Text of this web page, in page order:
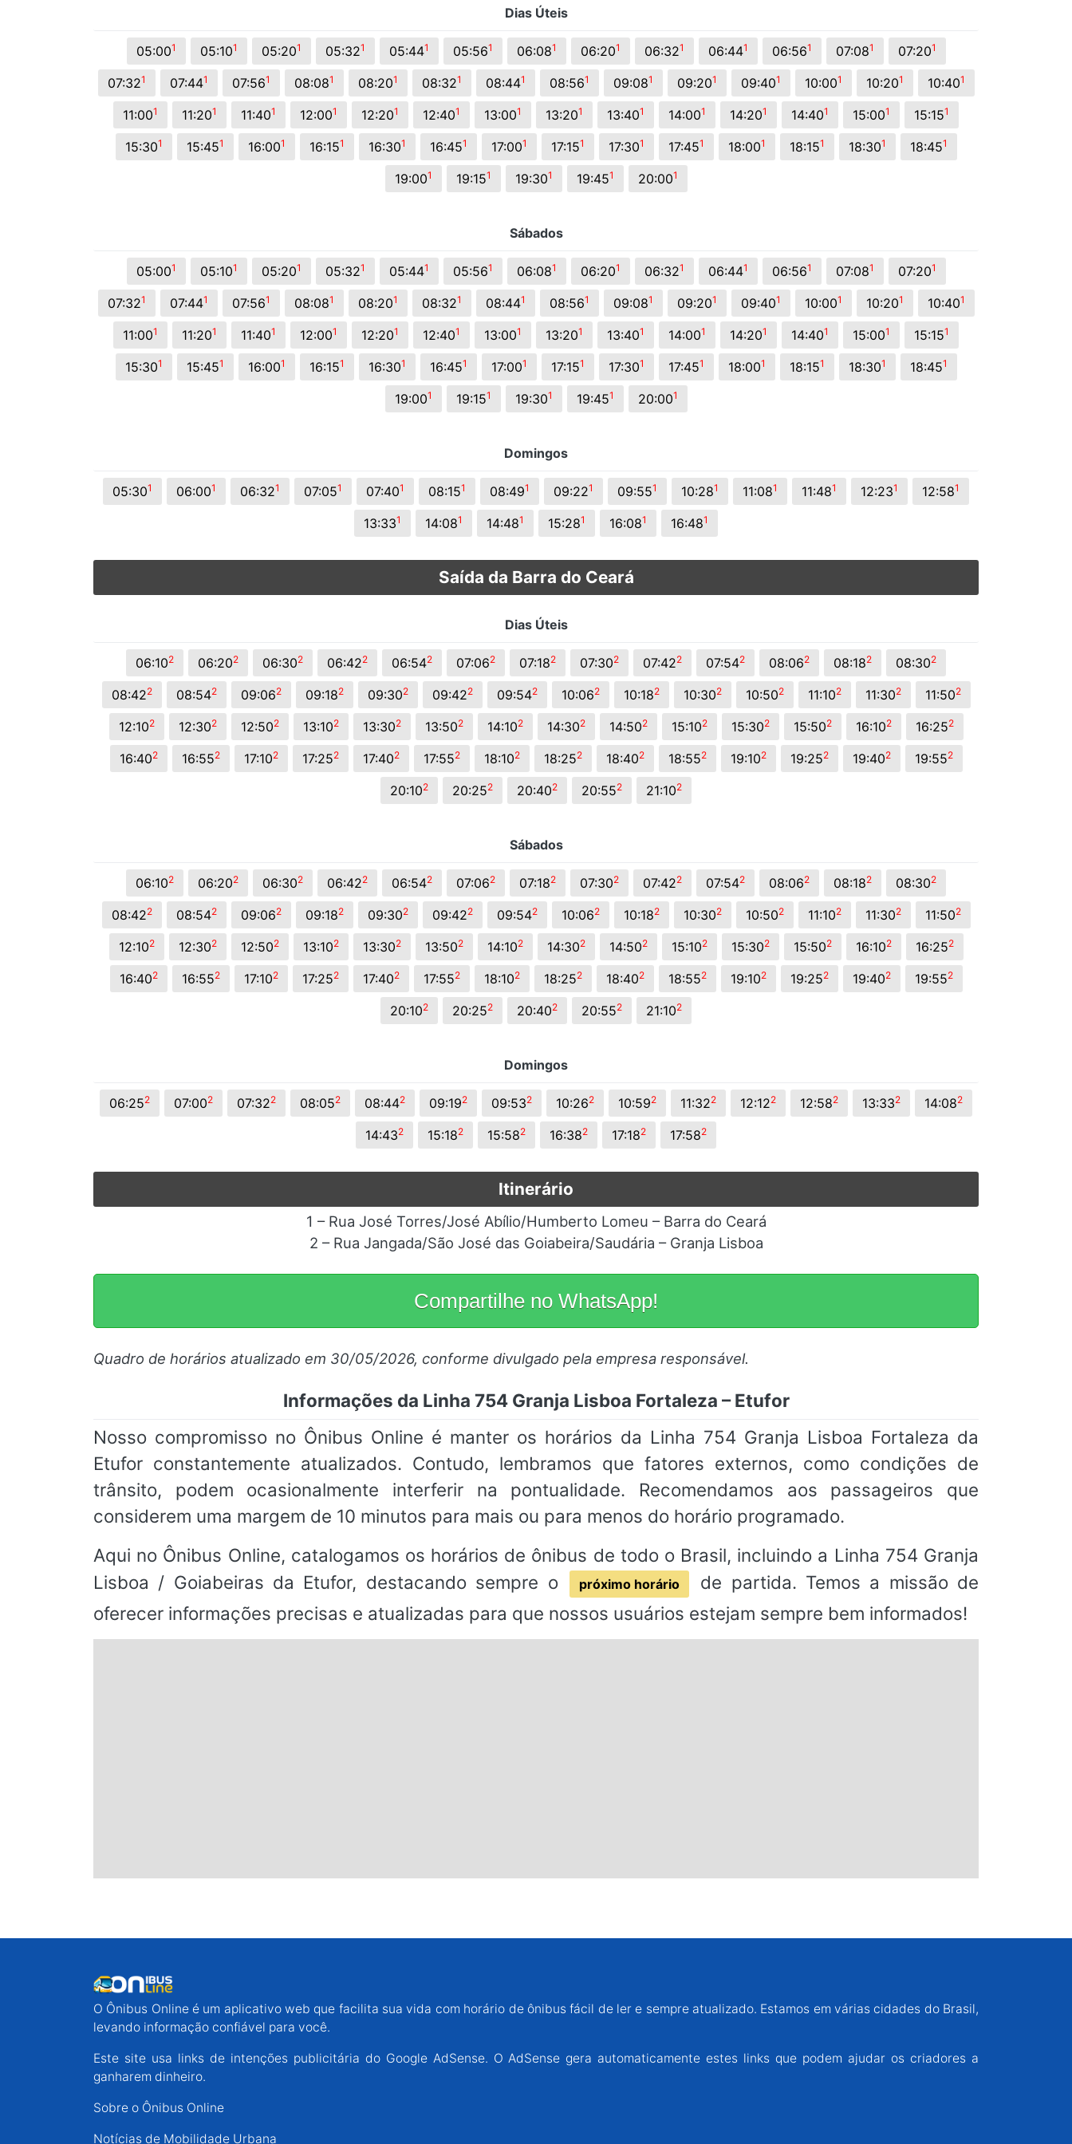
Dias Úteis
05:001 05:101 05:201 05:321 05:441 05:561 06:081 06:201 06:321 06:441 06:561 07:081 07:201
07:321 07:441 07:561 08:081 08:201 08:321 08:441 08:561 09:081 09:201 09:401 10:001 10:201 10:401
11:001 11:201 11:401 12:001 12:201 12:401 13:001 13:201 13:401 14:001 14:201 14:401 15:001 15:151
15:301 15:451 16:001 16:151 16:301 16:451 17:001 17:151 17:301 17:451 18:001 18:151 18:301 18:451
19:001 19:151 19:301 19:451 20:001
Sábados
05:001 05:101 05:201 05:321 05:441 05:561 06:081 06:201 06:321 06:441 06:561 07:081 07:201
07:321 07:441 07:561 08:081 08:201 08:321 08:441 08:561 09:081 09:201 09:401 10:001 10:201 10:401
11:001 11:201 11:401 12:001 12:201 12:401 13:001 13:201 13:401 14:001 14:201 14:401 15:001 15:151
15:301 15:451 16:001 16:151 16:301 16:451 17:001 17:151 17:301 17:451 18:001 18:151 18:301 18:451
19:001 19:151 19:301 19:451 20:001
Domingos
05:301 06:001 06:321 07:051 07:401 08:151 08:491 09:221 09:551 10:281 11:081 11:481 12:231 12:581
13:331 14:081 14:481 15:281 16:081 16:481
Saída da Barra do Ceará
Dias Úteis
06:102 06:202 06:302 06:422 06:542 07:062 07:182 07:302 07:422 07:542 08:062 08:182 08:302
08:422 08:542 09:062 09:182 09:302 09:422 09:542 10:062 10:182 10:302 10:502 11:102 11:302 11:502
12:102 12:302 12:502 13:102 13:302 13:502 14:102 14:302 14:502 15:102 15:302 15:502 16:102 16:252
16:402 16:552 17:102 17:252 17:402 17:552 18:102 18:252 18:402 18:552 19:102 19:252 19:402 19:552
20:102 20:252 20:402 20:552 21:102
Sábados
06:102 06:202 06:302 06:422 06:542 07:062 07:182 07:302 07:422 07:542 08:062 08:182 08:302
08:422 08:542 09:062 09:182 09:302 09:422 09:542 10:062 10:182 10:302 10:502 11:102 11:302 11:502
12:102 12:302 12:502 13:102 13:302 13:502 14:102 14:302 14:502 15:102 15:302 15:502 16:102 16:252
16:402 16:552 17:102 17:252 17:402 17:552 18:102 18:252 18:402 18:552 19:102 19:252 19:402 19:552
20:102 20:252 20:402 20:552 21:102
Domingos
06:252 07:002 07:322 08:052 08:442 09:192 09:532 10:262 10:592 11:322 12:122 12:582 13:332 14:082
14:432 15:182 15:582 16:382 17:182 17:582
Itinerário
1 – Rua José Torres/José Abílio/Humberto Lomeu – Barra do Ceará
2 – Rua Jangada/São José das Goiabeira/Saudária – Granja Lisboa
Compartilhe no WhatsApp!
Quadro de horários atualizado em 30/05/2026, conforme divulgado pela empresa responsável.
Informações da Linha 754 Granja Lisboa Fortaleza – Etufor
Nosso compromisso no Ônibus Online é manter os horários da Linha 754 Granja Lisboa Fortaleza da
Etufor constantemente atualizados. Contudo, lembramos que fatores externos, como condições de
trânsito, podem ocasionalmente interferir na pontualidade. Recomendamos aos passageiros que
considerem uma margem de 10 minutos para mais ou para menos do horário programado.
Aqui no Ônibus Online, catalogamos os horários de ônibus de todo o Brasil, incluindo a Linha 754 Granja
Lisboa / Goiabeiras da Etufor, destacando sempre o
próximo horário
de partida. Temos a missão de
oferecer informações precisas e atualizadas para que nossos usuários estejam sempre bem informados!
O Ônibus Online é um aplicativo web que facilita sua vida com horário de ônibus fácil de ler e sempre atualizado. Estamos em várias cidades do Brasil,
levando informação confiável para você.
Este site usa links de intenções publicitária do Google AdSense. O AdSense gera automaticamente estes links que podem ajudar os criadores a
ganharem dinheiro.
Sobre o Ônibus Online
Notícias de Mobilidade Urbana